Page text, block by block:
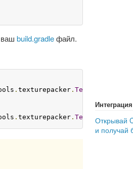
build.gradleфайл.
. texturepacker . TexturePacker
. texturepacker . TexturePacker
Интеграция
Открывай
и получай